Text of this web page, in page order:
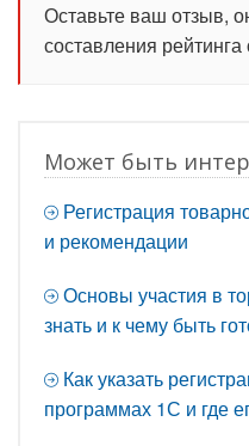
Оставьте ваш отзыв,
составления
Может быть
Регистрация
и рекомендации
Основы участия в
знать и к чему быть
Как указать
программах 1С и где